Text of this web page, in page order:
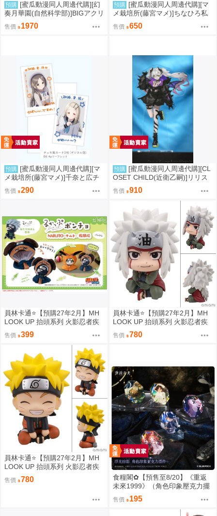
預購 [蜜瓜動漫同人周邊代購][幻
奏月華園(自然科学部)]BIGアクリ
ルスタンド 天音かなた(Hololive)
(同人周邊)
售價 1970
預購 [蜜瓜動漫同人周邊代購][マ
メ栽培所(藤宮マメ)]ちなひろ私
服アクリルスタンド(學園偶像大
師)(同人周邊)
售價 650
預購 [蜜瓜動漫同人周邊代購][マ
メ栽培所(藤宮マメ)]千奈と広チ
ェキ風カード(學園偶像大師)(同
人周邊)
售價 290
預購 [蜜瓜動漫同人周邊代購][CL
OSET CHILD(近衛乙嗣)]リリス
ちゃんアクリルスタンド(FGO)
(同人周邊)
售價 910
員林卡通⭐️【預購27年2月】MH
LOOK UP 抬頭系列 火影忍者疾
風傳 帕克 九喇嘛 披風配件 0813
售價 399
員林卡通⭐️【預購27年2月】MH
LOOK UP 抬頭系列 火影忍者疾
風傳 自來也 0813
售價 780
員林卡通⭐️【預購27年2月】MH
LOOK UP 抬頭系列 火影忍者疾
風傳 漩渦鳴人 燦笑版 0813
售價 780
食糧閣✿【預售至8/20】《重返
未來1999》（角色印象壓克力擺
件）重返未来1999／預售特典／
美術集／浮光掠影／維爾汀／十
四行詩／天使娜娜／諾諦卡／虛
售價 195